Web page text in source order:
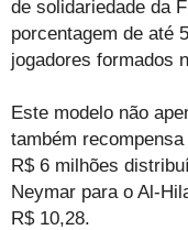
de solidariedade da
porcentagem de até
jogadores formados
Este modelo não
também
R$ 6 milhões
Neymar para o Al-
R$ 10,28.